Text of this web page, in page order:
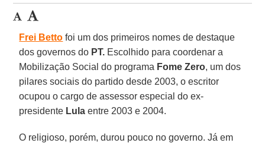
Frei Betto foi um dos primeiros nomes de destaque
dos governos do PT. Escolhido para coordenar a
Mobilização Social do programa Fome Zero, um dos
pilares sociais do partido desde 2003, o escritor
ocupou o cargo de assessor especial do ex-
presidente Lula entre 2003 e 2004.
O religioso, porém, durou pouco no governo. Já em